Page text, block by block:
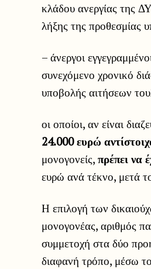
κλάδου ανεργίας της
λήξης της προθεσμίας
– άνεργοι
συνεχόμενο χρονικό
υποβολής αιτήσεων
οι οποίοι, αν είναι
24.000 ευρώ
μονογονείς, πρέπει να
ευρώ ανά τέκνο, μετά
Η επιλογή των
μονογονέας, αριθμός
συμμετοχή στα δύο
διαφανή τρόπο, μέσω